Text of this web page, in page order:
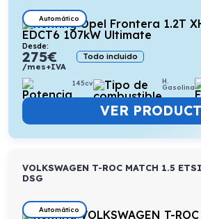
Automático
Desde:
275€
/mes+IVA
Todo incluido
145cv H.
Gasolina
VER
VOLKSWAGEN T-ROC MATCH 1.5
DSG
Automático